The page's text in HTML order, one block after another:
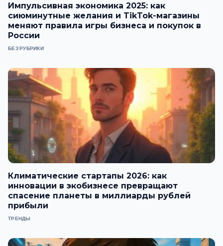
Импульсивная экономика 2025: как
сиюминутные желания и TikTok-магазины
меняют правила игры бизнеса и покупок в
России
БЕЗ РУБРИКИ
Климатические стартапы 2026: как
инновации в экобизнесе превращают
спасение планеты в миллиарды рублей
прибыли
ТРЕНДЫ